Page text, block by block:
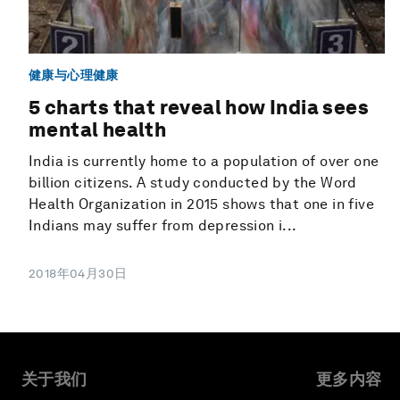
健康与心理健康
5 charts that reveal how India sees
mental health
India is currently home to a population of over one
billion citizens. A study conducted by the Word
Health Organization in 2015 shows that one in five
Indians may suffer from depression i...
2018年04月30日
关于我们 更多内容